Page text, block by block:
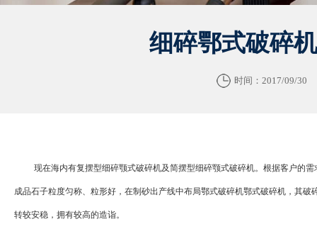
细碎鄂式破碎
时间：2017/09/30
现在海内有复摆型细碎颚式破碎机及简摆型细碎颚式破碎机。根据客户的
成品石子粒度匀称、粒形好，在制砂出产线中布局鄂式破碎机鄂式破碎机，其破
转较安稳，拥有较高的造诣。